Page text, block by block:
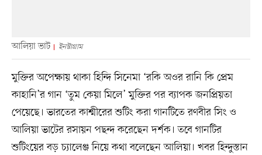
আলিয়া ভাট ইনস্টাগ্রাম
মুক্তির অপেক্ষায় থাকা হিন্দি সিনেমা ‘রকি অওর রানি কি প্রেম
কাহানি’র গান ‘তুম কেয়া মিলে’ মুক্তির পর ব্যাপক জনপ্রিয়তা
পেয়েছে। ভারতের কাশ্মীরের শুটিং করা গানটিতে রণবীর সিং ও
আলিয়া ভাটের রসায়ন পছন্দ করেছেন দর্শক। তবে গানটির
শুটিংয়ের বড় চ্যালেঞ্জ নিয়ে কথা বলেছেন আলিয়া। খবর হিন্দুস্তান